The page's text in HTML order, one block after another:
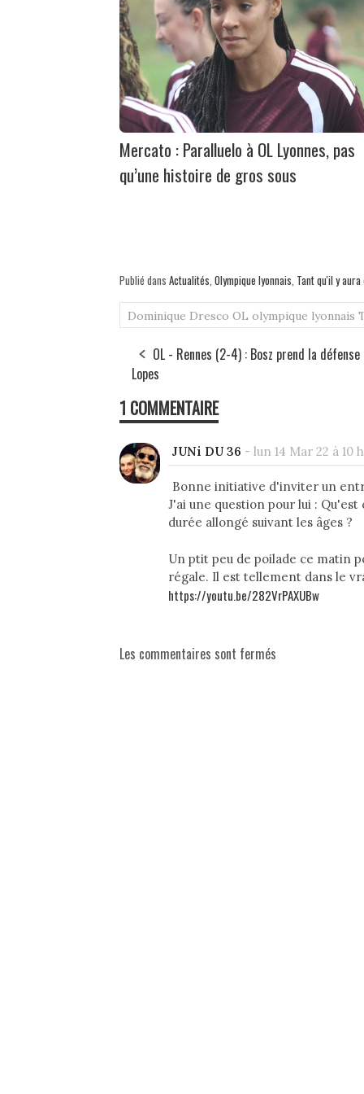
Mercato : Paralluelo à OL Lyonnes, pas
qu’une histoire de gros sous
Publié dans Actualités, Olympique lyonnais, Tant qu'il y aura
Dominique Dresco OL olympique lyonnais
OL - Rennes (2-4) : Bosz prend la défense
Lopes
1 COMMENTAIRE
JUNi DU 36 - lun 14 Mar 22 à 10
Bonne initiative d'inviter un
J'ai une question pour lui :
durée allongé suivant les âges ?
Un ptit peu de poilade ce matin
régale. Il est tellement dans le
https://youtu.be/282VrPAXUBw
Les commentaires sont fermés